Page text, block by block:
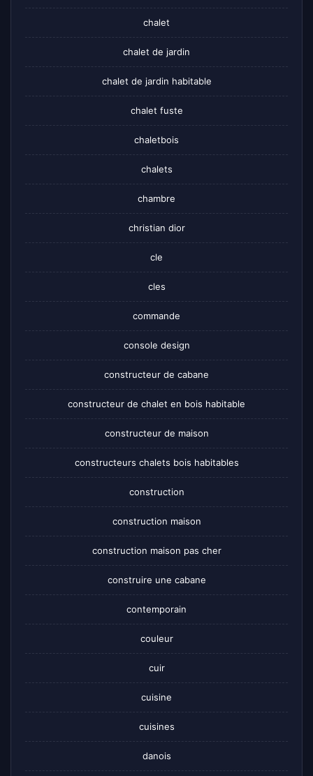
chalet
chalet de jardin
chalet de jardin habitable
chalet fuste
chaletbois
chalets
chambre
christian dior
cle
cles
commande
console design
constructeur de cabane
constructeur de chalet en bois habitable
constructeur de maison
constructeurs chalets bois habitables
construction
construction maison
construction maison pas cher
construire une cabane
contemporain
couleur
cuir
cuisine
cuisines
danois